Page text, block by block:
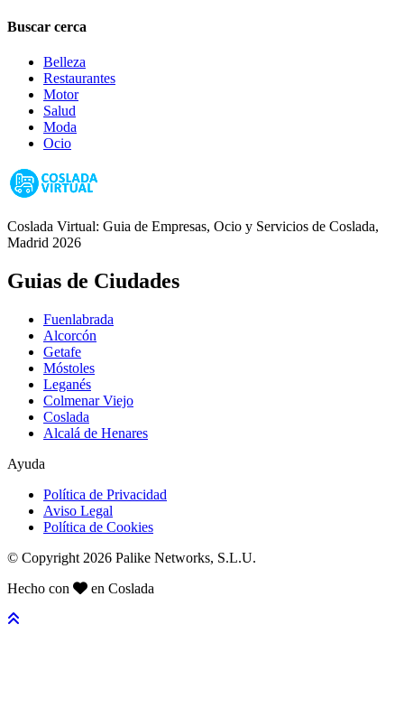
Buscar cerca
Belleza
Restaurantes
Motor
Salud
Moda
Ocio
Coslada Virtual: Guia de Empresas, Ocio y Servicios de Coslada,
Madrid 2026
Guias de Ciudades
Fuenlabrada
Alcorcón
Getafe
Móstoles
Leganés
Colmenar Viejo
Coslada
Alcalá de Henares
Ayuda
Política de Privacidad
Aviso Legal
Política de Cookies
© Copyright 2026 Palike Networks, S.L.U.
Hecho con
en Coslada